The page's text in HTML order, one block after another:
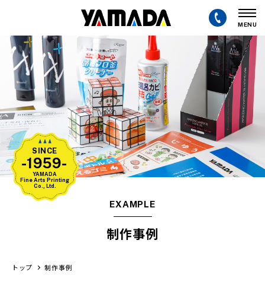
MENU
SINCE
-1959-
YAMADA
Fine Arts Printing
Co., Ltd.
EXAMPLE
制作事例
トップ 制作事例